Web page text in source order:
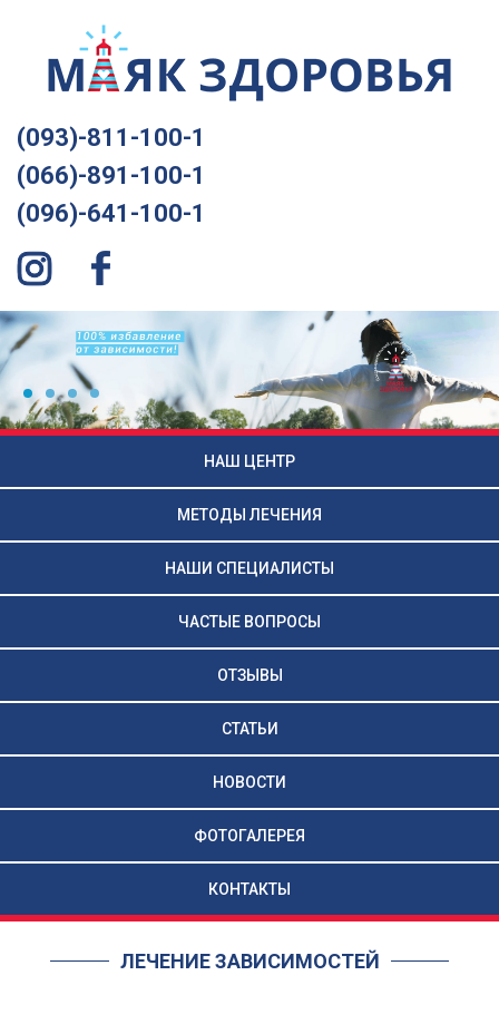
(093)-811-100-1
(066)-891-100-1
(096)-641-100-1
НАШ ЦЕНТР
МЕТОДЫ ЛЕЧЕНИЯ
НАШИ СПЕЦИАЛИСТЫ
ЧАСТЫЕ ВОПРОСЫ
ОТЗЫВЫ
СТАТЬИ
НОВОСТИ
ФОТОГАЛЕРЕЯ
КОНТАКТЫ
ЛЕЧЕНИЕ ЗАВИСИМОСТЕЙ